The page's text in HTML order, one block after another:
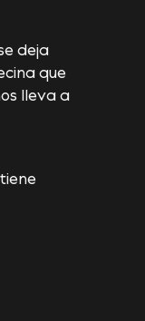
deja
que
lleva a